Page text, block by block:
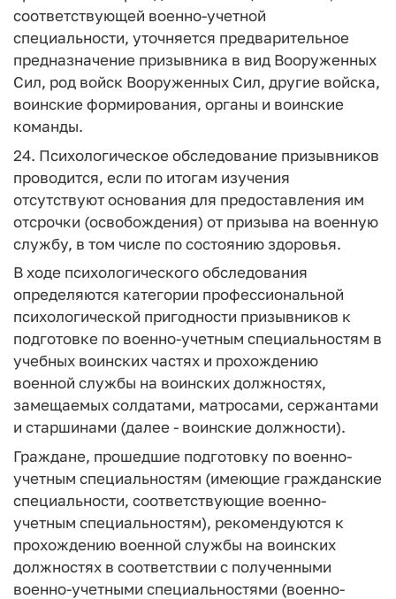
соответствующей военно-учетной
специальности, уточняется предварительное
предназначение призывника в вид Вооруженных
Сил, род войск Вооруженных Сил, другие войска,
воинские формирования, органы и воинские
команды.
24. Психологическое обследование призывников
проводится, если по итогам изучения
отсутствуют основания для предоставления им
отсрочки (освобождения) от призыва на военную
службу, в том числе по состоянию здоровья.
В ходе психологического обследования
определяются категории профессиональной
психологической пригодности призывников к
подготовке по военно-учетным специальностям в
учебных воинских частях и прохождению
военной службы на воинских должностях,
замещаемых солдатами, матросами, сержантами
и старшинами (далее - воинские должности).
Граждане, прошедшие подготовку по военно-
учетным специальностям (имеющие гражданские
специальности, соответствующие военно-
учетным специальностям), рекомендуются к
прохождению военной службы на воинских
должностях в соответствии с полученными
военно-учетными специальностями (военно-